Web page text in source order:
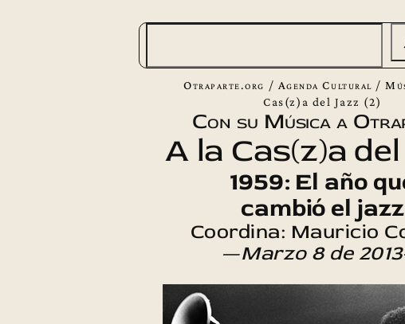
Otraparte.org / Agenda Cultural /
Cas(z)a del Jazz (2)
Con su Música a
A la Cas(z)a
1959: El año
cambió el jazz
Coordina: Mauricio
—Marzo 8 de 2013